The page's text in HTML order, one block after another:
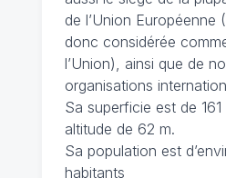
de l’Union Européenne
donc considérée
l’Union), ainsi que de
organisations
Sa superficie est de
altitude de 62 m.
Sa population est
habitants